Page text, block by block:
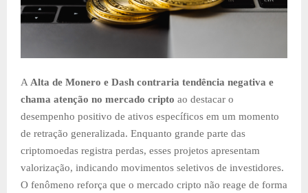
A Alta de Monero e Dash contraria tendência negativa e
chama atenção no mercado cripto ao destacar o
desempenho positivo de ativos específicos em um momento
de retração generalizada. Enquanto grande parte das
criptomoedas registra perdas, esses projetos apresentam
valorização, indicando movimentos seletivos de investidores.
O fenômeno reforça que o mercado cripto não reage de forma